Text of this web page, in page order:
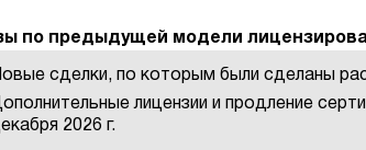
по предыдущей модели
сделки, по которым были сделаны
лицензии и продление
2026 г.